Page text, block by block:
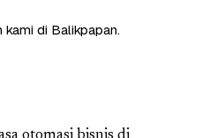
kami di Balikpapan.